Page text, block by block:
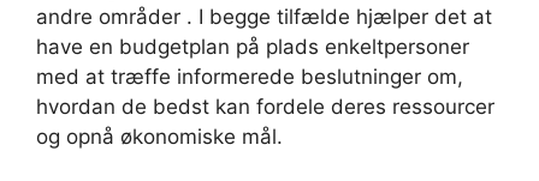
andre områder . I begge tilfælde hjælper det at
have en budgetplan på plads enkeltpersoner
med at træffe informerede beslutninger om,
hvordan de bedst kan fordele deres ressourcer
og opnå økonomiske mål.